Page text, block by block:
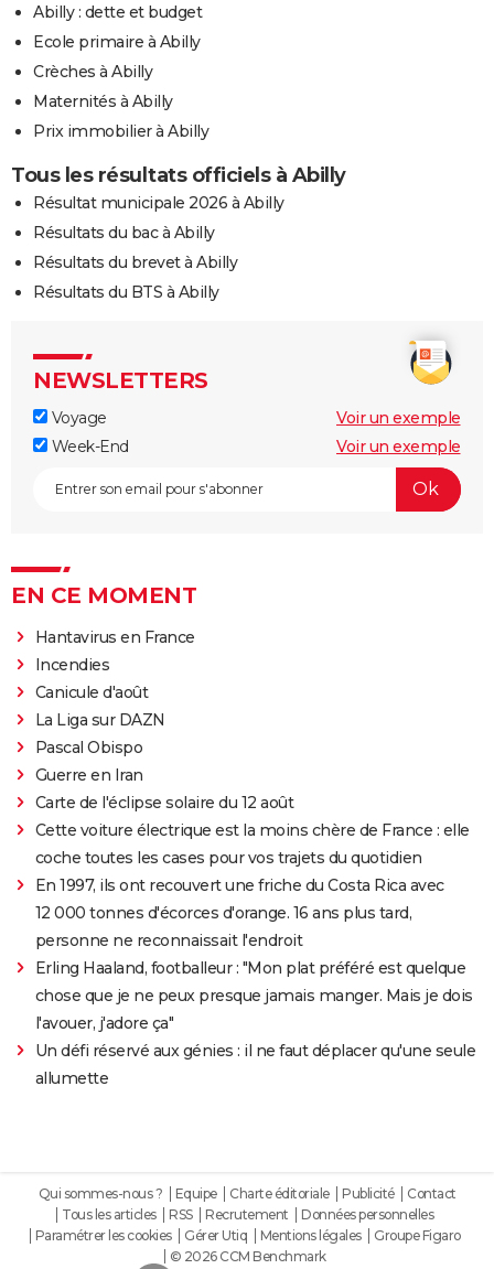
Abilly : dette et budget
Ecole primaire à Abilly
Crèches à Abilly
Maternités à Abilly
Prix immobilier à Abilly
Tous les résultats officiels à Abilly
Résultat municipale 2026 à Abilly
Résultats du bac à Abilly
Résultats du brevet à Abilly
Résultats du BTS à Abilly
NEWSLETTERS
Voyage
Voir un exemple
Week-End
Voir un exemple
EN CE MOMENT
Hantavirus en France
Incendies
Canicule d'août
La Liga sur DAZN
Pascal Obispo
Guerre en Iran
Carte de l'éclipse solaire du 12 août
Cette voiture électrique est la moins chère de France : elle
coche toutes les cases pour vos trajets du quotidien
En 1997, ils ont recouvert une friche du Costa Rica avec
12 000 tonnes d'écorces d'orange. 16 ans plus tard,
personne ne reconnaissait l'endroit
Erling Haaland, footballeur : "Mon plat préféré est quelque
chose que je ne peux presque jamais manger. Mais je dois
l'avouer, j'adore ça"
Un défi réservé aux génies : il ne faut déplacer qu'une seule
allumette
Qui sommes-nous ? Equipe Charte éditoriale Publicité
Contact
Tous les articles
RSS Recrutement
Données personnelles
Paramétrer les cookies
Gérer Utiq Mentions légales
Groupe Figaro
© 2026 CCM Benchmark